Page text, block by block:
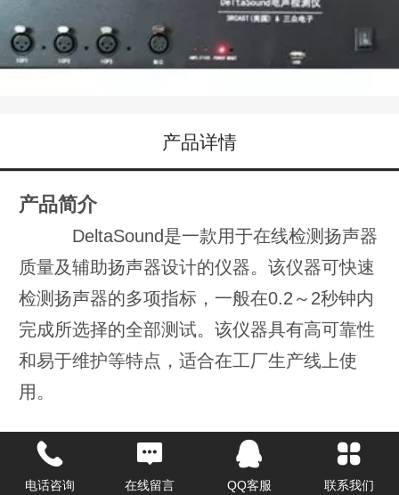
DeltaSound扬声器检测系统 （DS8615单通
道）
产品详情
产品简介
DeltaSound是一款用于在线检测扬声器
质量及辅助扬声器设计的仪器。该仪器可快速
检测扬声器的多项指标，一般在0.2～2秒钟内
完成所选择的全部测试。该仪器具有高可靠性
和易于维护等特点，适合在工厂生产线上使
用。
适用对象
扬声器、微型扬声器、受话器、箱体扬
电话咨询 在线留言 QQ客服 联系我们